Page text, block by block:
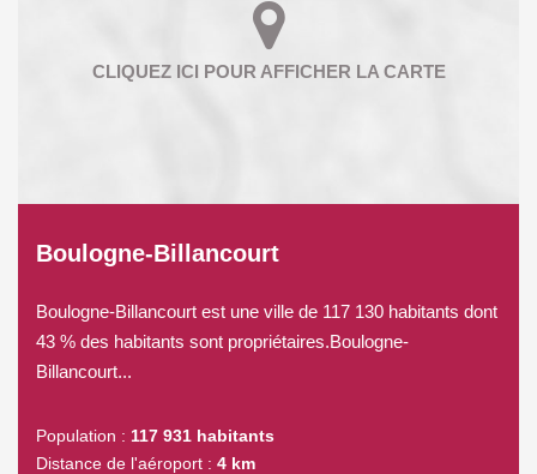
Boulogne-Billancourt
Boulogne-Billancourt est une ville de 117 130 habitants dont
43 % des habitants sont propriétaires.Boulogne-
Billancourt...
Population : 117 931 habitants
Distance de l'aéroport : 4 km